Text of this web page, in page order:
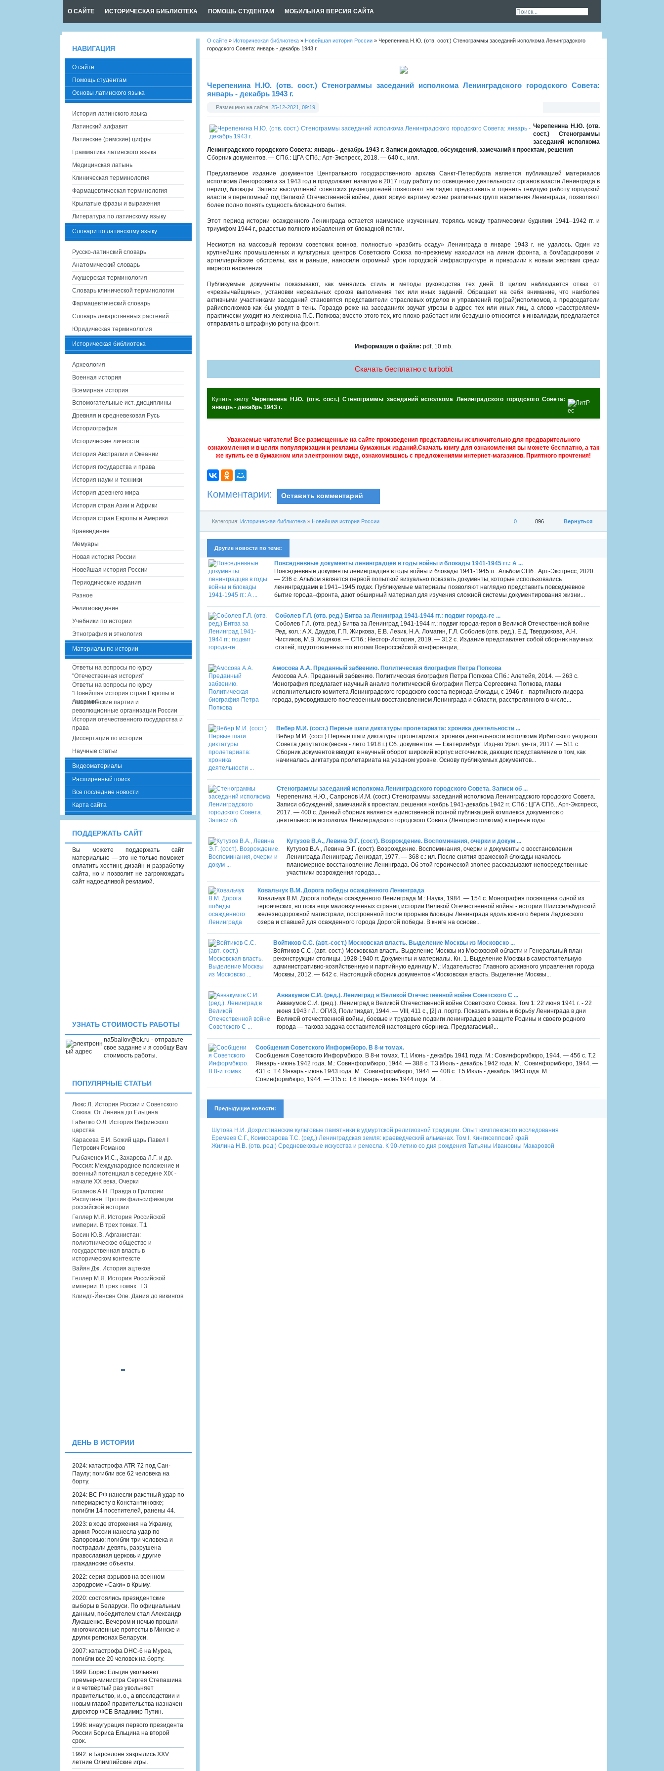
О САЙТЕ ИСТОРИЧЕСКАЯ БИБЛИОТЕКА ПОМОЩЬ СТУДЕНТАМ МОБИЛЬНАЯ ВЕРСИЯ САЙТА
О сайте » Историческая библиотека » Новейшая история России » Черепенина Н.Ю. (отв. сост.) Стенограммы заседаний исполкома Ленинградского
городского Совета: январь - декабрь 1943 г.
Черепенина Н.Ю. (отв. сост.) Стенограммы заседаний исполкома Ленинградского городского Совета:
январь - декабрь 1943 г.
Размещено на сайте: 25-12-2021, 09:19
Черепенина Н.Ю. (отв.
сост.) Стенограммы
заседаний исполкома
Ленинградского городского Совета: январь - декабрь 1943 г. Записи докладов, обсуждений, замечаний к проектам, решения
Сборник документов. — СПб.: ЦГА СПб.; Арт-Экспресс, 2018. — 640 с., илл.
Предлагаемое издание документов Центрального государственного архива Санкт-Петербурга является публикацией материалов
исполкома Ленгорсовета за 1943 год и продолжает начатую в 2017 году работу по освещению деятельности органов власти Ленинграда в
период блокады. Записи выступлений советских руководителей позволяют наглядно представить и оценить текущую работу городской
власти в переломный год Великой Отечественной войны, дают яркую картину жизни различных групп населения Ленинграда, позволяют
более полно понять сущность блокадного бытия.
Этот период истории осажденного Ленинграда остается наименее изученным, теряясь между трагическими буднями 1941–1942 гг. и
триумфом 1944 г., радостью полного избавления от блокадной петли.
Несмотря на массовый героизм советских воинов, полностью «разбить осаду» Ленинграда в январе 1943 г. не удалось. Один из
крупнейших промышленных и культурных центров Советского Союза по-прежнему находился на линии фронта, а бомбардировки и
артиллерийские обстрелы, как и раньше, наносили огромный урон городской инфраструктуре и приводили к новым жертвам среди
мирного населения
Публикуемые документы показывают, как менялись стиль и методы руководства тех дней. В целом наблюдается отказ от
«чрезвычайщины», установки нереальных сроков выполнения тех или иных заданий. Обращает на себя внимание, что наиболее
активными участниками заседаний становятся представители отраслевых отделов и управлений гор(рай)исполкомов, а председатели
райисполкомов как бы уходят в тень. Гораздо реже на заседаниях звучат угрозы в адрес тех или иных лиц, а слово «расстреляем»
практически уходит из лексикона П.С. Попкова; вместо этого тех, кто плохо работает или бездушно относится к инвалидам, предлагается
отправлять в штрафную роту на фронт.
Информация о файле: pdf, 10 mb.
Скачать бесплатно c turbobit
Купить книгу Черепенина Н.Ю. (отв. сост.) Стенограммы заседаний исполкома Ленинградского городского Совета:
январь - декабрь 1943 г.
Уважаемые читатели! Все размещенные на сайте произведения представлены исключительно для предварительного
ознакомления и в целях популяризации и рекламы бумажных изданий.Скачать книгу для ознакомления вы можете бесплатно, а так
же купить ее в бумажном или электронном виде, ознакомившись с предложениями интернет-магазинов. Приятного прочтения!
Комментарии: Оставить комментарий
Вернуться
896
0
Категория: Историческая библиотека » Новейшая история России
Другие новости по теме:
Повседневные документы ленинградцев в годы войны и блокады 1941-1945 гг.: А ...
Повседневные документы ленинградцев в годы войны и блокады 1941-1945 гг.: Альбом СПб.: Арт-Экспресс, 2020.
— 236 с. Альбом является первой попыткой визуально показать документы, которые использовались
ленинградцами в 1941–1945 годах. Публикуемые материалы позволяют наглядно представить повседневное
бытие города–фронта, дают обширный материал для изучения сложной системы документирования жизни...
Соболев Г.Л. (отв. ред.) Битва за Ленинград 1941-1944 гг.: подвиг города-ге ...
Соболев Г.Л. (отв. ред.) Битва за Ленинград 1941-1944 гг.: подвиг города-героя в Великой Отечественной войне
Ред. кол.: А.Х. Даудов, Г.П. Жиркова, Е.В. Лезик, Н.А. Ломагин, Г.Л. Соболев (отв. ред.), Е.Д. Твердюкова, А.Н.
Чистиков, М.В. Ходяков. — СПб.: Нестор-История, 2019. — 312 с. Издание представляет собой сборник научных
статей, подготовленных по итогам Всероссийской конференции,...
Амосова А.А. Преданный забвению. Политическая биография Петра Попкова
Амосова А.А. Преданный забвению. Политическая биография Петра Попкова СПб.: Алетейя, 2014. — 263 с.
Монография предлагает научный анализ политической биографии Петра Сергеевича Попкова, главы
исполнительного комитета Ленинградского городского совета периода блокады, с 1946 г. - партийного лидера
города, руководившего послевоенным восстановлением Ленинграда и области, расстрелянного в числе...
Вебер М.И. (сост.) Первые шаги диктатуры пролетариата: хроника деятельности ...
Вебер М.И. (сост.) Первые шаги диктатуры пролетариата: хроника деятельности исполкома Ирбитского уездного
Совета депутатов (весна - лето 1918 г.) Сб. документов. — Екатеринбург: Изд-во Урал. ун-та, 2017. — 511 с.
Сборник документов вводит в научный оборот широкий корпус источников, дающих представление о том, как
начиналась диктатура пролетариата на уездном уровне. Основу публикуемых документов...
Стенограммы заседаний исполкома Ленинградского городского Совета. Записи об ...
Черепенина Н.Ю., Сапронов И.М. (сост.) Стенограммы заседаний исполкома Ленинградского городского Совета.
Записи обсуждений, замечаний к проектам, решения ноябрь 1941-декабрь 1942 гг. СПб.: ЦГА СПб., Арт-Экспресс,
2017. — 400 с. Данный сборник является единственной полной публикацией комплекса документов о
деятельности исполкома Ленинградского городского Совета (Ленгорисполкома) в первые годы...
Кутузов В.А., Левина Э.Г. (сост). Возрождение. Воспоминания, очерки и докум ...
Кутузов В.А., Левина Э.Г. (сост). Возрождение. Воспоминания, очерки и документы о восстановлении
Ленинграда Ленинград: Лениздат, 1977. — 368 с.: ил. После снятия вражеской блокады началось
планомерное восстановление Ленинграда. Об этой героической эпопее рассказывают непосредственные
участники возрождения города....
Ковальчук В.М. Дорога победы осаждённого Ленинграда
Ковальчук В.М. Дорога победы осаждённого Ленинграда М.: Наука, 1984. — 154 с. Монография посвящена одной из
героических, но пока еще малоизученных страниц истории Великой Отечественной войны - истории Шлиссельбургской
железнодорожной магистрали, построенной после прорыва блокады Ленинграда вдоль южного берега Ладожского
озера и ставшей для осажденного города Дорогой победы. В книге на основе...
Войтиков С.С. (авт.-сост.) Московская власть. Выделение Москвы из Московско ...
Войтиков С.С. (авт.-сост.) Московская власть. Выделение Москвы из Московской области и Генеральный план
реконструкции столицы. 1928-1940 гг. Документы и материалы. Кн. 1. Выделение Москвы в самостоятельную
административно-хозяйственную и партийную единицу М.: Издательство Главного архивного управления города
Москвы, 2012. — 642 с. Настоящий сборник документов «Московская власть. Выделение Москвы...
Аввакумов С.И. (ред.). Ленинград в Великой Отечественной войне Советского С ...
Аввакумов С.И. (ред.). Ленинград в Великой Отечественной войне Советского Союза. Том 1: 22 июня 1941 г. - 22
июня 1943 г Л.: ОГИЗ, Политиздат, 1944. — VIII, 411 с., [2] л. портр. Показать жизнь и борьбу Ленинграда в дни
Великой отечественной войны, боевые и трудовые подвиги ленинградцев в защите Родины и своего родного
города — такова задача составителей настоящего сборника. Предлагаемый...
Сообщения Советского Информбюро. В 8-и томах.
Сообщения Советского Информбюро. В 8-и томах. Т.1 Июнь - декабрь 1941 года. М.: Совинформбюро, 1944. — 456 с. Т.2
Январь - июнь 1942 года. М.: Совинформбюро, 1944. — 388 с. Т.3 Июль - декабрь 1942 года. М.: Совинформбюро, 1944. —
431 с. Т.4 Январь - июнь 1943 года. М.: Совинформбюро, 1944. — 408 с. Т.5 Июль - декабрь 1943 года. М.:
Совинформбюро, 1944. — 315 с. Т.6 Январь - июнь 1944 года. М.:...
Предыдущие новости:
Шутова Н.И. Дохристианские культовые памятники в удмуртской религиозной традиции. Опыт комплексного исследования
Еремеев С.Г., Комиссарова Т.С. (ред.) Ленинградская земля: краеведческий альманах. Том I. Кингисеппский край
Жилина Н.В. (отв. ред.) Средневековые искусства и ремесла. К 90-летию со дня рождения Татьяны Ивановны Макаровой
НАВИГАЦИЯ
О сайте
Помощь студентам
Основы латинского языка
История латинского языка
Латинский алфавит
Латинские (римские) цифры
Грамматика латинского языка
Медицинская латынь
Клиническая терминология
Фармацевтическая терминология
Крылатые фразы и выражения
Литература по латинскому языку
Словари по латинскому языку
Русско-латинский словарь
Анатомический словарь
Акушерская терминология
Словарь клинической терминологии
Фармацевтический словарь
Словарь лекарственных растений
Юридическая терминология
Историческая библиотека
Археология
Военная история
Всемирная история
Вспомогательные ист. дисциплины
Древняя и средневековая Русь
Историография
Исторические личности
История Австралии и Океании
История государства и права
История науки и техники
История древнего мира
История стран Азии и Африки
История стран Европы и Америки
Краеведение
Мемуары
Новая история России
Новейшая история России
Периодические издания
Разное
Религиоведение
Учебники по истории
Этнография и этнология
Материалы по истории
Ответы на вопросы по курсу
"Отечественная история"
Ответы на вопросы по курсу
"Новейшая история стран Европы и
Америки"
Политические партии и
революционные организации России
История отечественного государства и
права
Диссертации по истории
Научные статьи
Видеоматериалы
Расширенный поиск
Все последние новости
Карта сайта
ПОДДЕРЖАТЬ САЙТ
Вы можете поддержать сайт
материально — это не только поможет
оплатить хостинг, дизайн и разработку
сайта, но и позволит не загромождать
сайт надоедливой рекламой.
УЗНАТЬ СТОИМОСТЬ РАБОТЫ
na5ballov@bk.ru - отправьте
свое задание и я сообщу Вам
стоимость работы.
ПОПУЛЯРНЫЕ СТАТЬИ
Люкс Л. История России и Советского
Союза. От Ленина до Ельцина
Габелко О.Л. История Вифинского
царства
Карасева Е.И. Божий царь Павел I
Петрович Романов
Рыбаченок И.С., Захарова Л.Г. и др.
Россия: Международное положение и
военный потенциал в середине XIX -
начале XX века. Очерки
Боханов А.Н. Правда о Григории
Распутине. Против фальсификации
российской истории
Геллер М.Я. История Российской
империи. В трех томах. Т.1
Босин Ю.В. Афганистан:
полиэтническое общество и
государственная власть в
историческом контексте
Вайян Дж. История ацтеков
Геллер М.Я. История Российской
империи. В трех томах. Т.3
Клиндт-Йенсен Оле. Дания до викингов
ДЕНЬ В ИСТОРИИ
2024: катастрофа ATR 72 под Сан-
Паулу; погибли все 62 человека на
борту.
2024: ВС РФ нанесли ракетный удар по
гипермаркету в Константиновке;
погибли 14 посетителей, ранены 44.
2023: в ходе вторжения на Украину,
армия России нанесла удар по
Запорожью; погибли три человека и
пострадали девять, разрушена
православная церковь и другие
гражданские объекты.
2022: серия взрывов на военном
аэродроме «Саки» в Крыму.
2020: состоялись президентские
выборы в Беларуси. По официальным
данным, победителем стал Александр
Лукашенко. Вечером и ночью прошли
многочисленные протесты в Минске и
других регионах Беларуси.
2007: катастрофа DHC-6 на Муреа,
погибли все 20 человек на борту.
1999: Борис Ельцин увольняет
премьер-министра Сергея Степашина
и в четвёртый раз увольняет
правительство, и. о., а впоследствии и
новым главой правительства назначен
директор ФСБ Владимир Путин.
1996: инаугурация первого президента
России Бориса Ельцина на второй
срок.
1992: в Барселоне закрылись XXV
летние Олимпийские игры.